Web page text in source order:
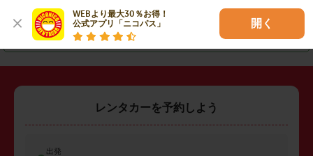
WEBより最大30％お得！
公式アプリ「ニコパス」
開く
・ 竹田市 ・宇佐市
レンタカーを予約しよう
出発